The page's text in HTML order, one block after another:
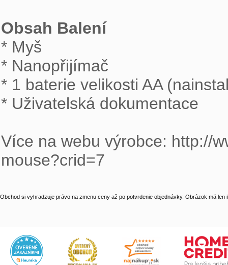
Obsah Balení
* Myš
* Nanopřijímač
* 1 baterie velikosti AA
* Uživatelská dokumentace
Více na webu výrobce: http://
mouse?crid=7
Obchod si vyhradzuje právo na zmenu ceny až po potvrdenie objednávky. Obrázok má len